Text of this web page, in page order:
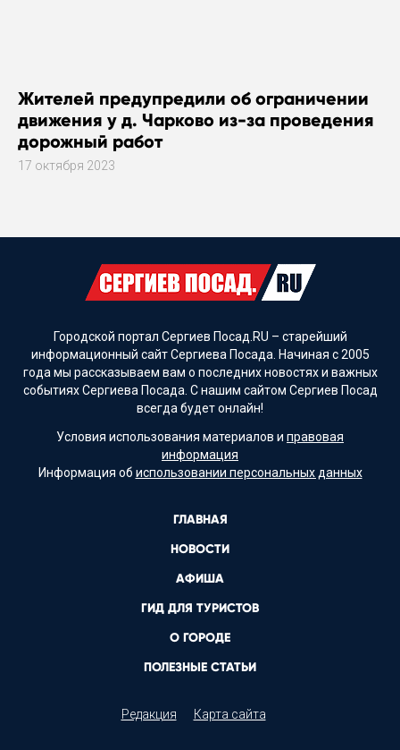
Жителей предупредили об ограничении
движения у д. Чарково из-за проведения
дорожный работ
17 октября 2023
Городской портал Сергиев Посад.RU – старейший
информационный сайт Сергиева Посада. Начиная с 2005
года мы рассказываем вам о последних новостях и важных
событиях Сергиева Посада. С нашим сайтом Сергиев Посад
всегда будет онлайн!
Условия использования материалов и правовая
информация
Информация об использовании персональных данных
ГЛАВНАЯ
НОВОСТИ
АФИША
ГИД ДЛЯ ТУРИСТОВ
О ГОРОДЕ
ПОЛЕЗНЫЕ СТАТЬИ
Редакция Карта сайта